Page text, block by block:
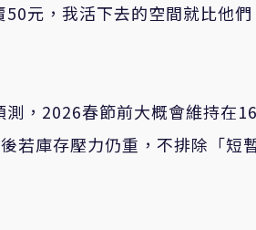
元，我活下去的空間就比他們
，2026春節前大概會維持在
若庫存壓力仍重，不排除「短